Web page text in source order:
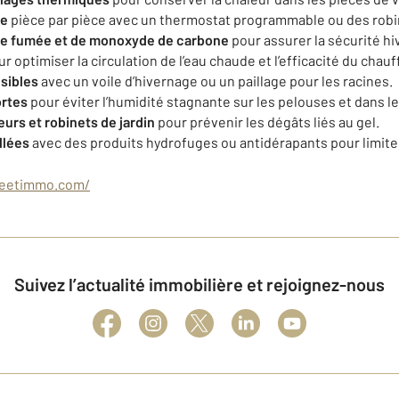
pièce par pièce avec un thermostat programmable ou des
fumée et de monoxyde de carbone pour assurer la sécurité
optimiser la circulation de l’eau chaude et l’efficacité du
avec un voile d’hivernage ou un paillage pour les racines.
pour éviter l’humidité stagnante sur les pelouses et dans
et robinets de jardin pour prévenir les dégâts liés au gel.
avec des produits hydrofuges ou antidérapants pour
Suivez l’actualité immobilière et rejoignez-nous